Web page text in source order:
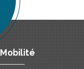
Mobilité